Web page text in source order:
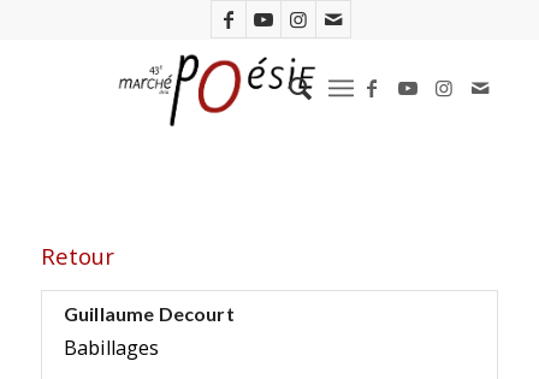
Retour
Guillaume Decourt
Babillages